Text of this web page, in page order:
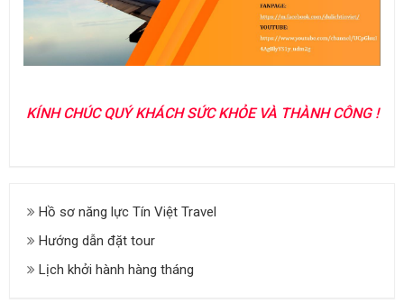
KÍNH CHÚC QUÝ KHÁCH SỨC KHỎE VÀ THÀNH CÔNG !
Hồ sơ năng lực Tín Việt Travel
Hướng dẫn đặt tour
Lịch khởi hành hàng tháng